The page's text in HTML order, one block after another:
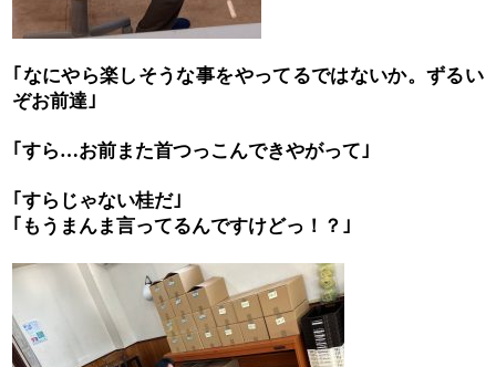
｢なにやら楽しそうな事をやってるではないか。ずるい
ぞお前達｣
｢すら…お前また首つっこんできやがって｣
｢すらじゃない桂だ｣
｢もうまんま言ってるんですけどっ！？｣